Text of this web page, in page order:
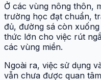
Ở các vùng nông thôn,
trường học đạt chuẩn,
đủ, đường sá còn
thức lớn cho việc rút
các vùng miền.
Ngoài ra, việc sử dụng
vẫn chưa được quan